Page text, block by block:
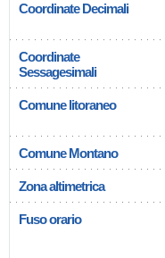
Coordinate Decimali
Coordinate
Sessagesimali
Comune litoraneo
Comune Montano
Zona altimetrica
Fuso orario